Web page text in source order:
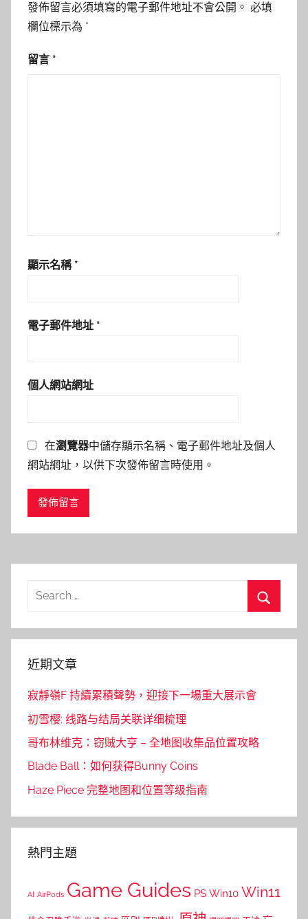
發佈留言必須填寫的電子郵件地址不會公開。 必填
欄位標示為 *
留言 *
顯示名稱 *
電子郵件地址 *
個人網站網址
在瀏覽器中儲存顯示名稱、電子郵件地址及個人
網站網址，以供下次發佈留言時使用。
Search
近期文章
寂靜嶺F 持續累積聲勢，迎接下一場重大展示會
初雪樱: 线路与结局关联详细梳理
哥布林维克：窃贼大亨 – 全地图收集品位置攻略
Blade Ball：如何获得Bunny Coins
Haze Piece 完整地图和位置等级指南
熱門主題
AI AirPods Game Guides PS Win10 Win11